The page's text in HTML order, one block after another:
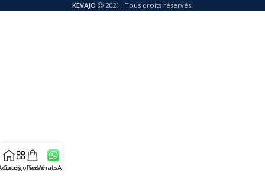
KEVAJO 2021 . Tous droits réservés.
Categories
PanierWhatsApp